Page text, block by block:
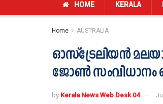
HOME KERALA
Home AUSTRALIA
ഓസ്ട്രേലിയൻ
ജോൺ സംവിധാനം
by Kerala News Web Desk 04